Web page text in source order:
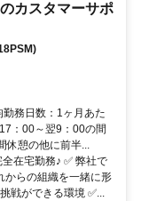
カスタマーサポ
務日数：1ヶ月あた
：00～翌9：00の間
休憩の他に前半...
在宅勤務♪ ✅ 弊社で
からの組織を一緒に形
戦ができる環境 ✅...